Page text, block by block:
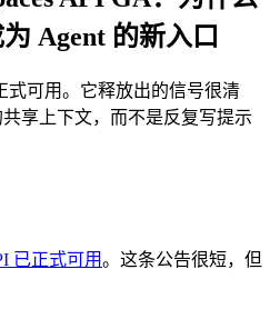
Agent 的新入口
式可用。它释放出的信号很清
享上下文，而不是反复写提示
已正式可用。这条公告很短，但